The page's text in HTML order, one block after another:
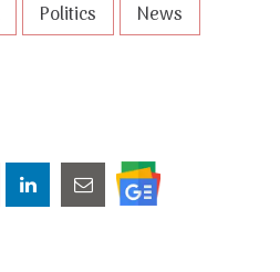
Politics
News